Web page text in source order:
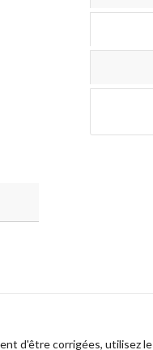
d'être corrigées, utilisez